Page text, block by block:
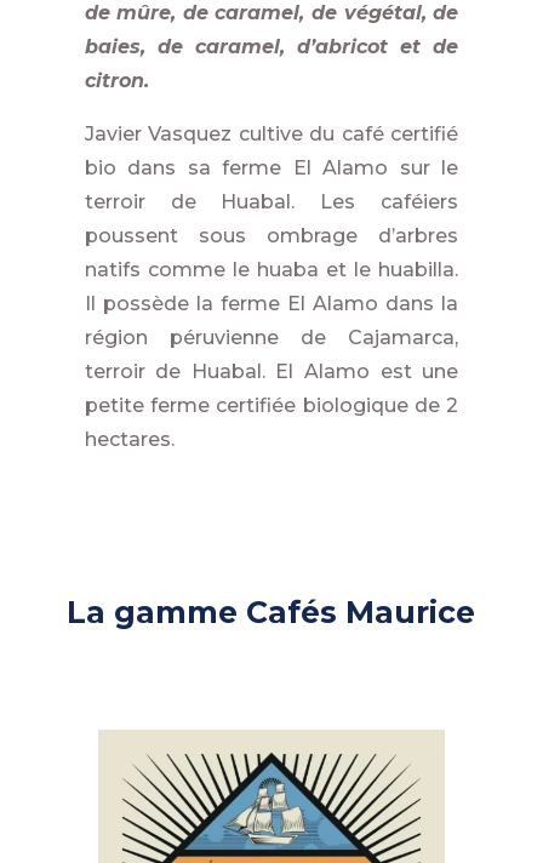
de mûre, de caramel, de végétal, de
baies, de caramel, d’abricot et de
citron.
Javier Vasquez cultive du café certifié
bio dans sa ferme El Alamo sur le
terroir de Huabal. Les caféiers
poussent sous ombrage d’arbres
natifs comme le huaba et le huabilla.
Il possède la ferme El Alamo dans la
région péruvienne de Cajamarca,
terroir de Huabal. El Alamo est une
petite ferme certifiée biologique de 2
hectares.
La gamme Cafés Maurice